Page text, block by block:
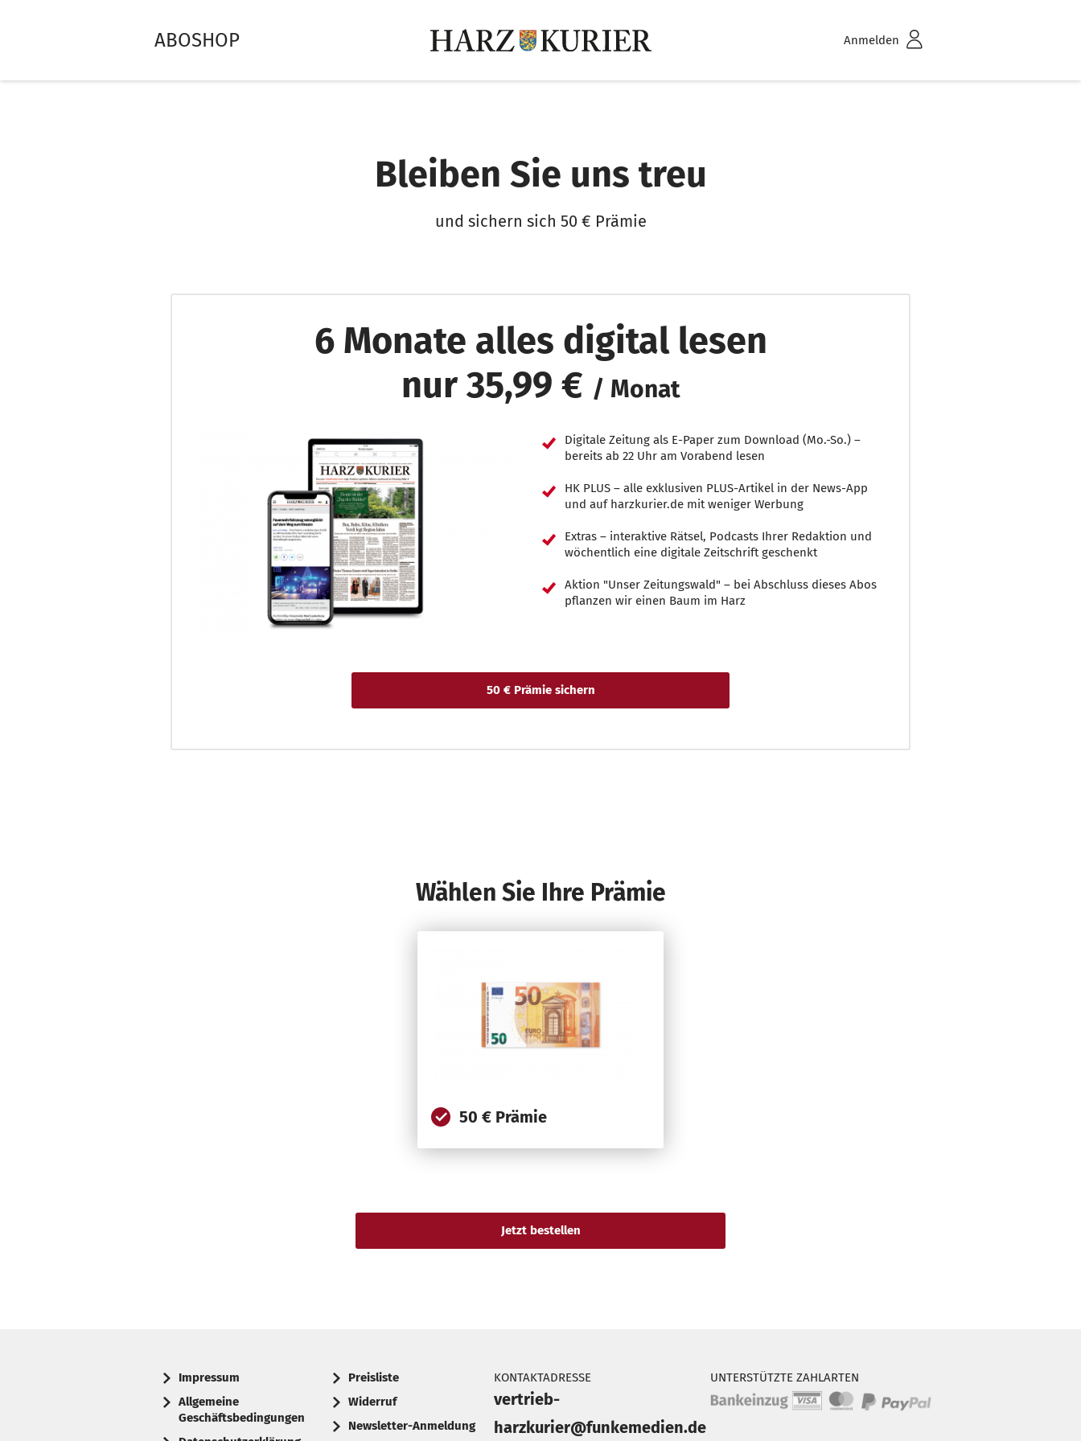
ABOSHOP Anmelden
Bleiben Sie uns treu
und sichern sich 50 € Prämie
6 Monate alles digital lesen
nur 35,99 € / Monat
Digitale Zeitung als E-Paper zum Download (Mo.-So.) –
bereits ab 22 Uhr am Vorabend lesen
HK PLUS – alle exklusiven PLUS-Artikel in der News-App
und auf harzkurier.de mit weniger Werbung
Extras – interaktive Rätsel, Podcasts Ihrer Redaktion und
wöchentlich eine digitale Zeitschrift geschenkt
Aktion "Unser Zeitungswald" – bei Abschluss dieses Abos
pflanzen wir einen Baum im Harz
50 € Prämie sichern
Wählen Sie Ihre Prämie
50 € Prämie
Impressum
Allgemeine
Geschäftsbedingungen
Preisliste
Widerruf
Newsletter-Anmeldung
KONTAKTADRESSE
vertrieb-
harzkurier@funkemedien.de
UNTERSTÜTZTE ZAHLARTEN